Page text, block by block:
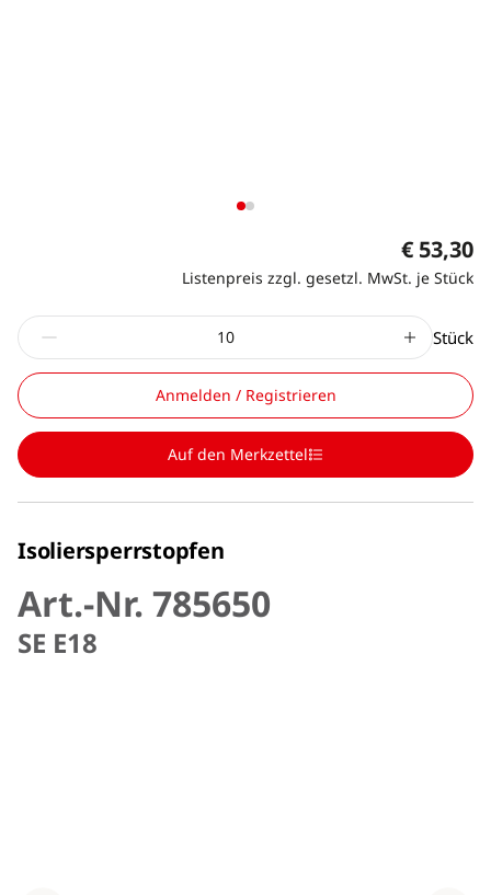
€ 53,30
Listenpreis zzgl. gesetzl. MwSt. je Stück
Stück
Anmelden / Registrieren
Auf den Merkzettel
Isoliersperrstopfen
Art.-Nr. 785650
SE E18